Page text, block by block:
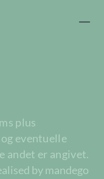
plus
og eventuelle
andet er angivet.
by mandego